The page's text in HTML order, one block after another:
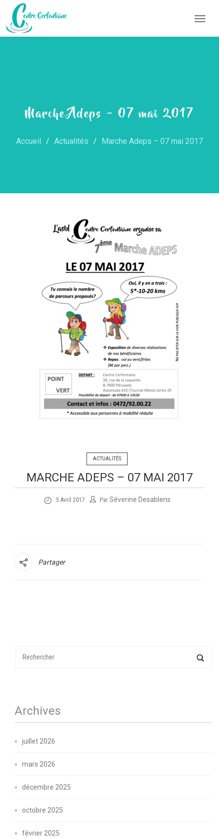
Marche Adeps – 07 mai 2017
Accueil Actualités Marche Adeps – 07 mai 2017
ACTUALITÉS
MARCHE ADEPS – 07 MAI 2017
5 Avril 2017 Par Séverine Desablens
Partager
Archives
juillet 2026
mars 2026
décembre 2025
octobre 2025
février 2025